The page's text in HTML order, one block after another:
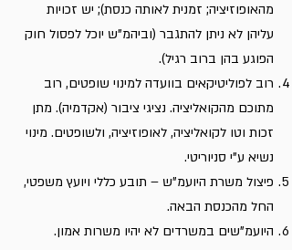
מהאופוזיציה; זמנית לאותה כנסת); יש זכויות
עליהן לא ניתן להתגבר (וביהמ"ש יוכל לפסול חוק
הפוגע בהן ברוב רגיל).
רוב לפוליטיקאים בוועדה למינוי שופטים, רוב
מתוכם מהקואליציה. נציגי ציבור (אקדמיה). מתן
זכות וטו לקואליציה, לאופוזיציה, ולשופטים. מינוי
נשיא ע"י סניוריטי.
פיצול משרת היועמ"ש – תובע כללי ויועץ משפטי,
החל מהכנסת הבאה.
היועמ"שים במשרדים לא יהיו משרות אמון.